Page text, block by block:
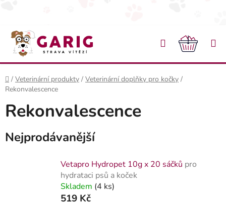
Přejít na obsah
Hledat
Domů
/ Veterinární produkty / Veterinární doplňky pro kočky /
Rekonvalescence
Rekonvalescence
Nejprodávanější
Vetapro Hydropet 10g x 20 sáčků pro
hydrataci psů a koček
Skladem (4 ks)
519 Kč